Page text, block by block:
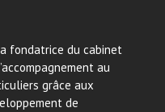
fondatrice du cabinet
au
grâce aux
de